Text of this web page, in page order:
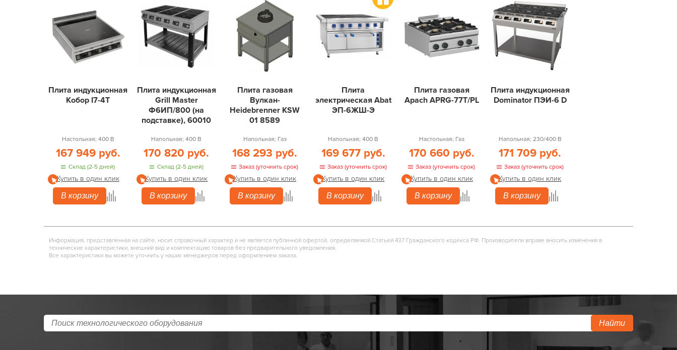
Плита индукционная
Кобор I7-4T
Настольная; 400 В
167 949 руб.
Склад (2-5 дней)
Купить в один клик
В корзину
Плита индукционная
Grill Master
Ф6ИП/800 (на
подставке), 60010
Напольная; 400 В
170 820 руб.
Склад (2-5 дней)
Купить в один клик
В корзину
Плита газовая
Вулкан-
Heidebrenner KSW
01 8589
Напольная; Газ
168 293 руб.
Заказ (уточнить срок)
Купить в один клик
В корзину
Плита
электрическая Abat
ЭП-6ЖШ-Э
Напольная; 400 В
169 677 руб.
Заказ (уточнить срок)
Купить в один клик
В корзину
Плита газовая
Apach APRG-77T/PL
Настольная; Газ
170 660 руб.
Заказ (уточнить срок)
Купить в один клик
В корзину
Плита индукционная
Dominator ПЭИ-6 D
Напольная; 230/400 В
171 709 руб.
Заказ (уточнить срок)
Купить в один клик
В корзину
Информация, представленная на сайте, носит справочный характер и не является публичной офертой, определяемой Статьей 437 Гражданского кодекса РФ. Производители вправе вносить изменения в
технические характеристики, внешний вид и комплектацию товаров без предварительного уведомления.
Все характеристики вы можете уточнить у наших менеджеров перед оформлением заказа.
Найти